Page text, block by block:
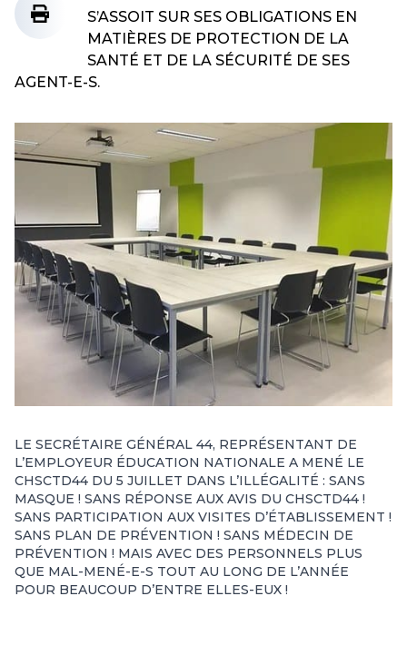
S’ASSOIT SUR SES OBLIGATIONS EN
MATIÈRES DE PROTECTION DE LA
SANTÉ ET DE LA SÉCURITÉ DE SES
AGENT-E-S.
LE SECRÉTAIRE GÉNÉRAL 44, REPRÉSENTANT DE
L’EMPLOYEUR ÉDUCATION NATIONALE A MENÉ LE
CHSCTD44 DU 5 JUILLET DANS L’ILLÉGALITÉ : SANS
MASQUE ! SANS RÉPONSE AUX AVIS DU CHSCTD44 !
SANS PARTICIPATION AUX VISITES D’ÉTABLISSEMENT !
SANS PLAN DE PRÉVENTION ! SANS MÉDECIN DE
PRÉVENTION ! MAIS AVEC DES PERSONNELS PLUS
QUE MAL-MENÉ-E-S TOUT AU LONG DE L’ANNÉE
POUR BEAUCOUP D’ENTRE ELLES-EUX !